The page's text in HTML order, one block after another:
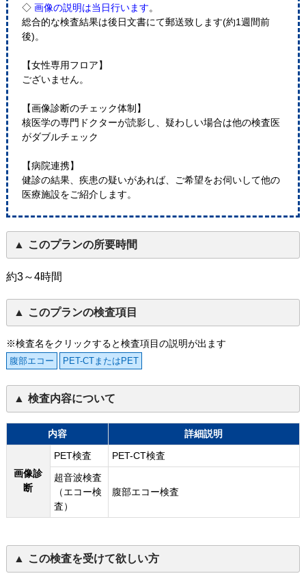
◇ 画像の説明は当日行います。
総合的な検査結果は後日文書にて郵送致します(約1週間前
後)。
【女性専用フロア】
ございません。
【画像診断のチェック体制】
核医学の専門ドクターが読影し、疑わしい場合は他の検査医
がダブルチェック
【病院連携】
健診の結果、疾患の疑いがあれば、ご希望をお伺いして他の
医療施設をご紹介します。
このプランの所要時間
約3～4時間
このプランの検査項目
※検査名をクリックすると検査項目の説明が出ます
腹部エコー PET-CTまたはPET
検査内容について
内容 詳細説明
画像診
断
PET検査
PET-CT検査
超音波検査
（エコー検
査）
腹部エコー検査
この検査を受けて欲しい方